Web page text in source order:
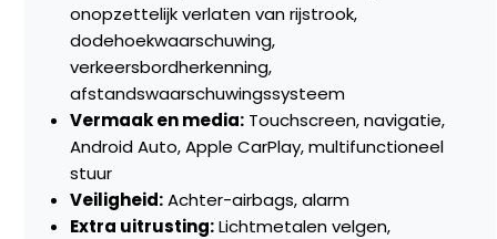
onopzettelijk verlaten van rijstrook,
dodehoekwaarschuwing,
verkeersbordherkenning,
afstandswaarschuwingssysteem
Vermaak en media: Touchscreen, navigatie,
Android Auto, Apple CarPlay, multifunctioneel
stuur
Veiligheid:Achter-airbags, alarm
Extra uitrusting:Lichtmetalen velgen,